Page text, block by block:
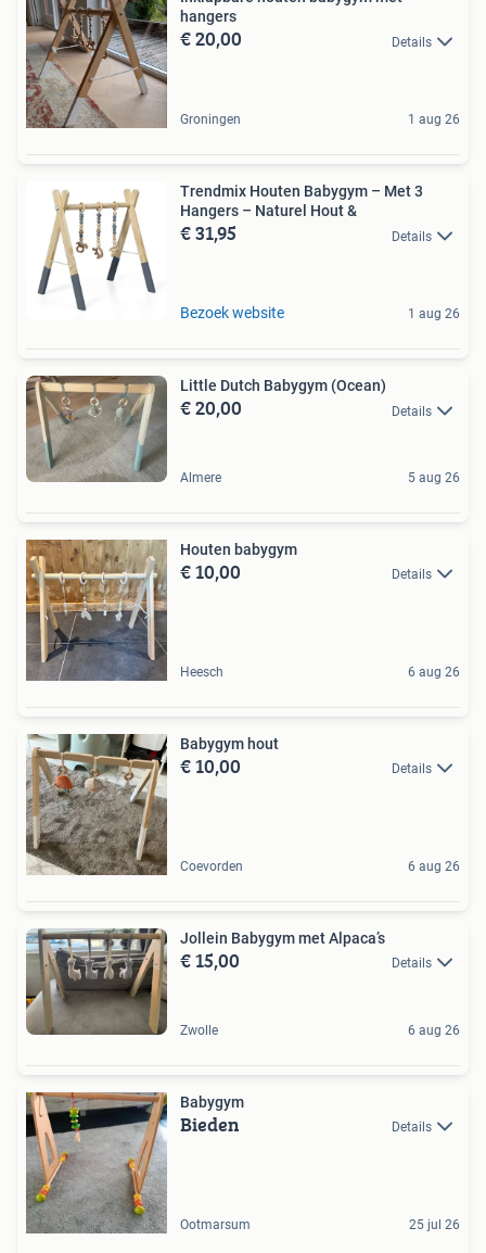
hangers
€ 20,00 Details
Groningen 1 aug 26
Trendmix Houten Babygym – Met 3
Hangers – Naturel Hout &
€ 31,95 Details
Bezoek website 1 aug 26
Little Dutch Babygym (Ocean)
€ 20,00 Details
Almere 5 aug 26
Houten babygym
€ 10,00 Details
Heesch 6 aug 26
Babygym hout
€ 10,00 Details
Coevorden 6 aug 26
Jollein Babygym met Alpaca’s
€ 15,00 Details
Zwolle 6 aug 26
Babygym
Bieden Details
Ootmarsum 25 jul 26